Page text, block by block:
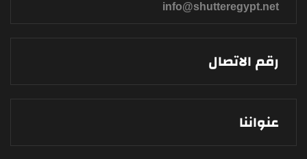
info@shutteregypt.net
رقم الاتصال
عنواننا